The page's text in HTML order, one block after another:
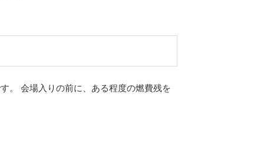
。 会場入りの前に、ある程度の燃費残を